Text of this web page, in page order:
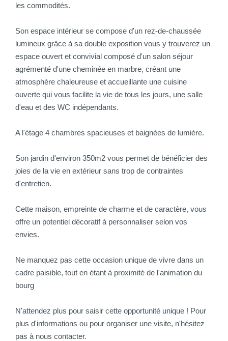
les commodités.
Son espace intérieur se compose d'un rez-de-chaussée
lumineux grâce à sa double exposition vous y trouverez un
espace ouvert et convivial composé d'un salon séjour
agrémenté d'une cheminée en marbre, créant une
atmosphère chaleureuse et accueillante une cuisine
ouverte qui vous facilite la vie de tous les jours, une salle
d'eau et des WC indépendants.
A l'étage 4 chambres spacieuses et baignées de lumière.
Son jardin d'environ 350m2 vous permet de bénéficier des
joies de la vie en extérieur sans trop de contraintes
d'entretien.
Cette maison, empreinte de charme et de caractère, vous
offre un potentiel décoratif à personnaliser selon vos
envies.
Ne manquez pas cette occasion unique de vivre dans un
cadre paisible, tout en étant à proximité de l'animation du
bourg
N'attendez plus pour saisir cette opportunité unique ! Pour
plus d'informations ou pour organiser une visite, n'hésitez
pas à nous contacter.